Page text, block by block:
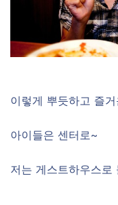
이렇게 뿌듯하고 즐
아이들은 센터로~
저는 게스트하우스로